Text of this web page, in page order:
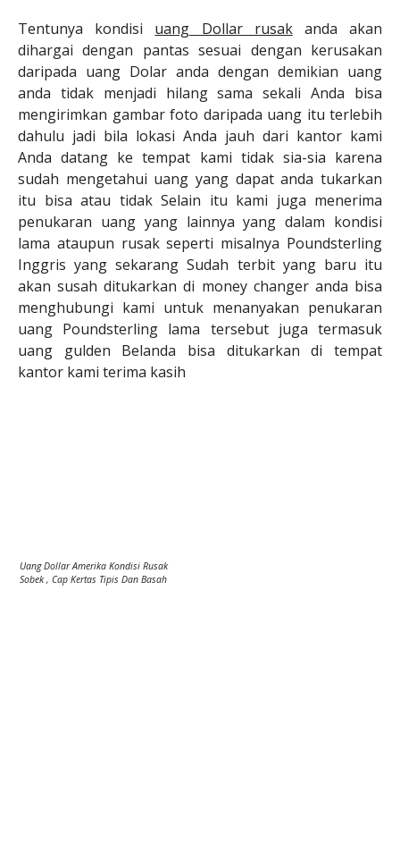
Tentunya kondisi uang Dollar rusakanda akan
dihargai dengan pantas sesuai dengan kerusakan
daripada uang Dolar anda dengan demikian uang
anda tidak menjadi hilang sama sekali Anda bisa
mengirimkan gambar foto daripada uang itu terlebih
dahulu jadi bila lokasi Anda jauh dari kantor kami
Anda datang ke tempat kami tidak sia-sia karena
sudah mengetahui uang yang dapat anda tukarkan
itu bisa atau tidak Selain itu kami juga menerima
penukaran uang yang lainnya yang dalam kondisi
lama ataupun rusak seperti misalnya Poundsterling
Inggris yang sekarang Sudah terbit yang baru itu
akan susah ditukarkan di money changer anda bisa
menghubungi kami untuk menanyakan penukaran
uang Poundsterling lama tersebut juga termasuk
uang gulden Belanda bisa ditukarkan di tempat
kantor kami terima kasih
Uang Dollar Amerika Kondisi Rusak
Sobek , Cap Kertas Tipis Dan Basah